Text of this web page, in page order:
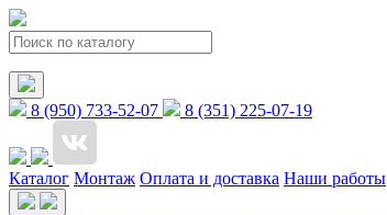
8 (950) 733-52-07 8 (351) 225-07-19
Каталог Монтаж Оплата и доставка Наши работы